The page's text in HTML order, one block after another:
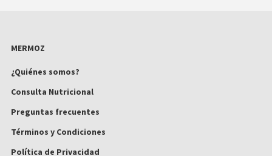
MERMOZ
¿Quiénes somos?
Consulta Nutricional
Preguntas frecuentes
Términos y Condiciones
Política de Privacidad